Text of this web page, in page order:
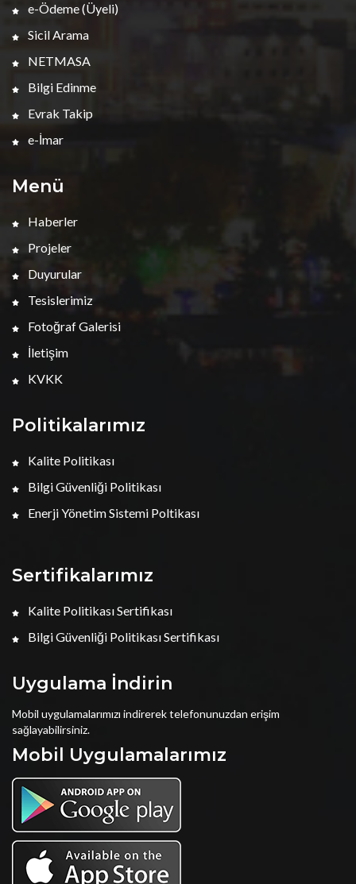
e-Ödeme (Üyeli)
Sicil Arama
NETMASA
Bilgi Edinme
Evrak Takip
e-İmar
Menü
Haberler
Projeler
Duyurular
Tesislerimiz
Fotoğraf Galerisi
İletişim
KVKK
Politikalarımız
Kalite Politikası
Bilgi Güvenliği Politikası
Enerji Yönetim Sistemi Poltikası
Sertifikalarımız
Kalite Politikası Sertifikası
Bilgi Güvenliği Politikası Sertifikası
Uygulama İndirin
Mobil uygulamalarımızı indirerek telefonunuzdan erişim
sağlayabilirsiniz.
Mobil Uygulamalarımız